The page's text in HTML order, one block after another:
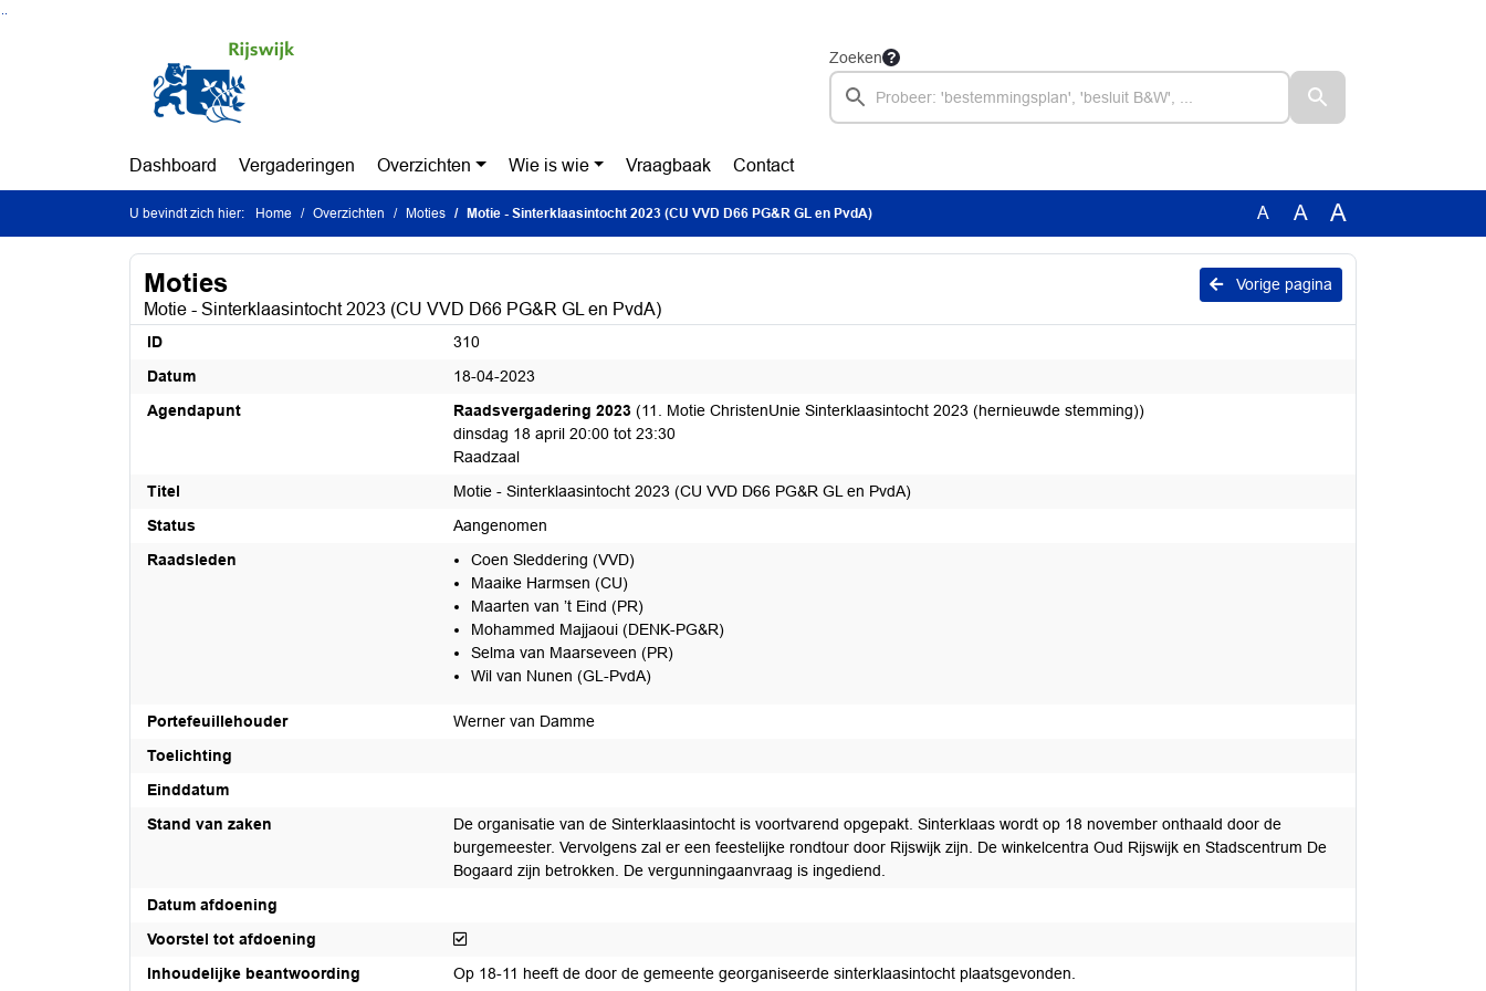
Zoeken
Dashboard Vergaderingen Overzichten Wie is wie Vraagbaak Contact
U bevindt zich hier: Home Overzichten Moties Motie - Sinterklaasintocht 2023 (CU VVD D66 PG&R GL en PvdA) A A A
Vorige pagina
Moties
Motie - Sinterklaasintocht 2023 (CU VVD D66 PG&R GL en PvdA)
ID
310
Datum
18-04-2023
Agendapunt
Raadsvergadering 2023 (11. Motie ChristenUnie Sinterklaasintocht 2023 (hernieuwde stemming))
dinsdag 18 april 20:00 tot 23:30
Raadzaal
Titel
Motie - Sinterklaasintocht 2023 (CU VVD D66 PG&R GL en PvdA)
Status
Aangenomen
Raadsleden
Coen Sleddering (VVD)
Maaike Harmsen (CU)
Maarten van ’t Eind (PR)
Mohammed Majjaoui (DENK-PG&R)
Selma van Maarseveen (PR)
Wil van Nunen (GL-PvdA)
Portefeuillehouder
Werner van Damme
Toelichting
Einddatum
Stand van zaken
De organisatie van de Sinterklaasintocht is voortvarend opgepakt. Sinterklaas wordt op 18 november onthaald door de
burgemeester. Vervolgens zal er een feestelijke rondtour door Rijswijk zijn. De winkelcentra Oud Rijswijk en Stadscentrum De
Bogaard zijn betrokken. De vergunningaanvraag is ingediend.
Datum afdoening
Voorstel tot afdoening
Voorstel tot afdoening
Inhoudelijke beantwoording
Op 18-11 heeft de door de gemeente georganiseerde sinterklaasintocht plaatsgevonden.